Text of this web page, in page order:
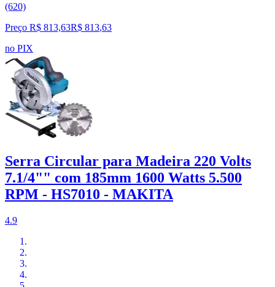
(620)
Preço R$ 813,63R$ 813,63
no PIX
Serra Circular para Madeira 220 Volts
7.1/4"" com 185mm 1600 Watts 5.500
RPM - HS7010 - MAKITA
4.9